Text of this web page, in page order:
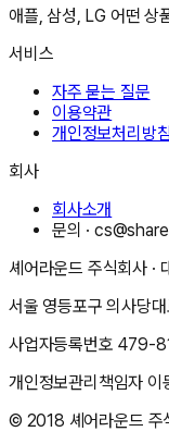
애플, 삼성, LG 어떤 상
서비스
자주 묻는 질문
이용약관
개인정보처리방침
회사
회사소개
문의 ·
셰어라운드 주식회사 ·
서울 영등포구 의사당
사업자등록번호 479-
개인정보관리책임자 이
© 2018 셰어라운드 주